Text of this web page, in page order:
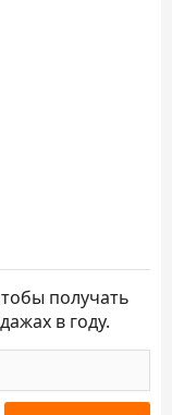
получать
в году.